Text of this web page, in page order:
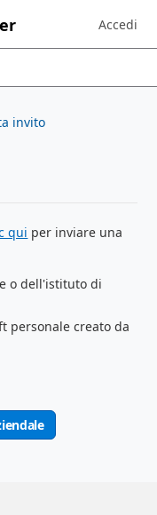
Sign in to
Accedi
invito
qui per inviare una
o dell'istituto di
personale creato da